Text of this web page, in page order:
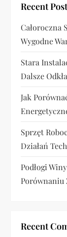
i
s
u
Recent
Całoroczna
Wygodne
Stara
Dalsze
Jak
Sprzęt
Działań
Podłogi
Recent